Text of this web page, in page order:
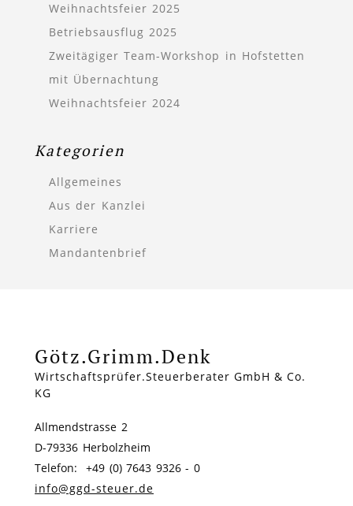
Weihnachtsfeier 2025
Betriebsausflug 2025
Zweitägiger Team-Workshop in Hofstetten
mit Übernachtung
Weihnachtsfeier 2024
Kategorien
Allgemeines
Aus der Kanzlei
Karriere
Mandantenbrief
Götz.Grimm.Denk
Wirtschaftsprüfer.Steuerberater GmbH & Co.
KG
Allmendstrasse 2
D-79336 Herbolzheim
Telefon: +49 (0) 7643 9326 - 0
info@ggd-steuer.de